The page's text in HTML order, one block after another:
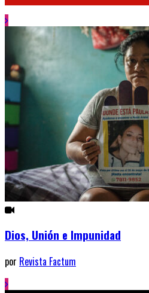
Dios, Unión e Impunidad
por Revista Factum